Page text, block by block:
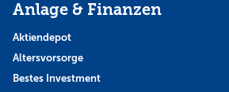
Anlage & Finanzen
Aktiendepot
Altersvorsorge
Bestes Investment